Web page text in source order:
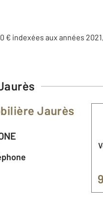
indexées aux années
Jaurès